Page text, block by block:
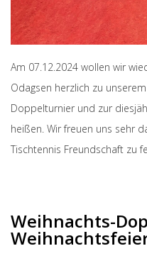
Am 07.12.2024 wollen wir
Odagsen herzlich zu
Doppelturnier und zur
heißen. Wir freuen uns sehr
Tischtennis Freundschaft zu
Weihnachts-